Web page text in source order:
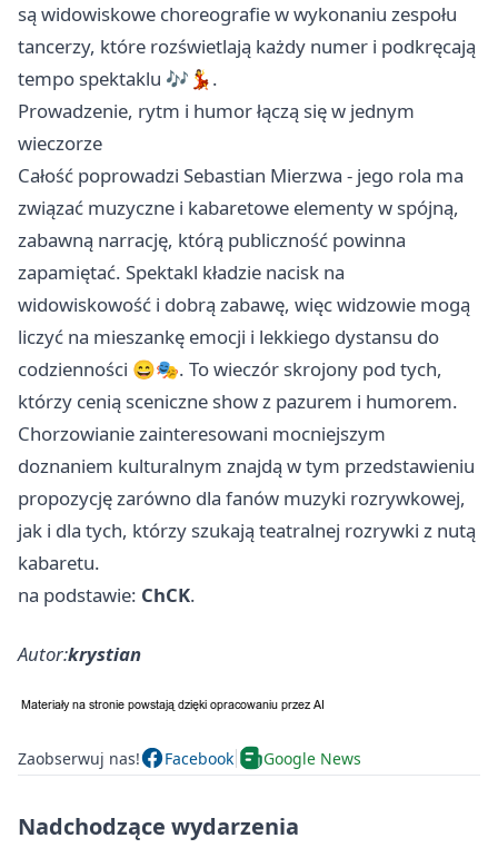
są widowiskowe choreografie w wykonaniu zespołu
tancerzy, które rozświetlają każdy numer i podkręcają
tempo spektaklu 🎶💃.
Prowadzenie, rytm i humor łączą się w jednym
wieczorze
Całość poprowadzi Sebastian Mierzwa - jego rola ma
związać muzyczne i kabaretowe elementy w spójną,
zabawną narrację, którą publiczność powinna
zapamiętać. Spektakl kładzie nacisk na
widowiskowość i dobrą zabawę, więc widzowie mogą
liczyć na mieszankę emocji i lekkiego dystansu do
codzienności 😄🎭. To wieczór skrojony pod tych,
którzy cenią sceniczne show z pazurem i humorem.
Chorzowianie zainteresowani mocniejszym
doznaniem kulturalnym znajdą w tym przedstawieniu
propozycję zarówno dla fanów muzyki rozrywkowej,
jak i dla tych, którzy szukają teatralnej rozrywki z nutą
kabaretu.
na podstawie: ChCK.
Autor:krystian
Zaobserwuj nas! Facebook Google News
Nadchodzące wydarzenia